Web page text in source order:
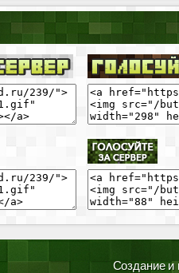
Создание и